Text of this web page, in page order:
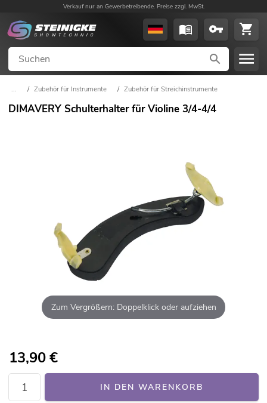
Verkauf nur an Gewerbetreibende. Preise zzgl. MwSt.
... / Zubehör für Instrumente / Zubehör für Streichinstrumente
DIMAVERY Schulterhalter für Violine 3/4-4/4
Zum Vergrößern: Doppelklick oder aufziehen
13,90€
IN DEN WARENKORB